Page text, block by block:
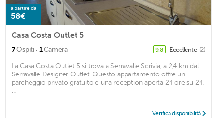
a partire da
58€
Casa Costa Outlet 5
7Ospiti · 1Camera 9,8 Eccellente (2)
La Casa Costa Outlet 5 si trova a Serravalle Scrivia, a 2,4 km dal
Serravalle Designer Outlet. Questo appartamento offre un
parcheggio privato gratuito e una reception aperta 24 ore su 24.
...
Verifica disponibilità